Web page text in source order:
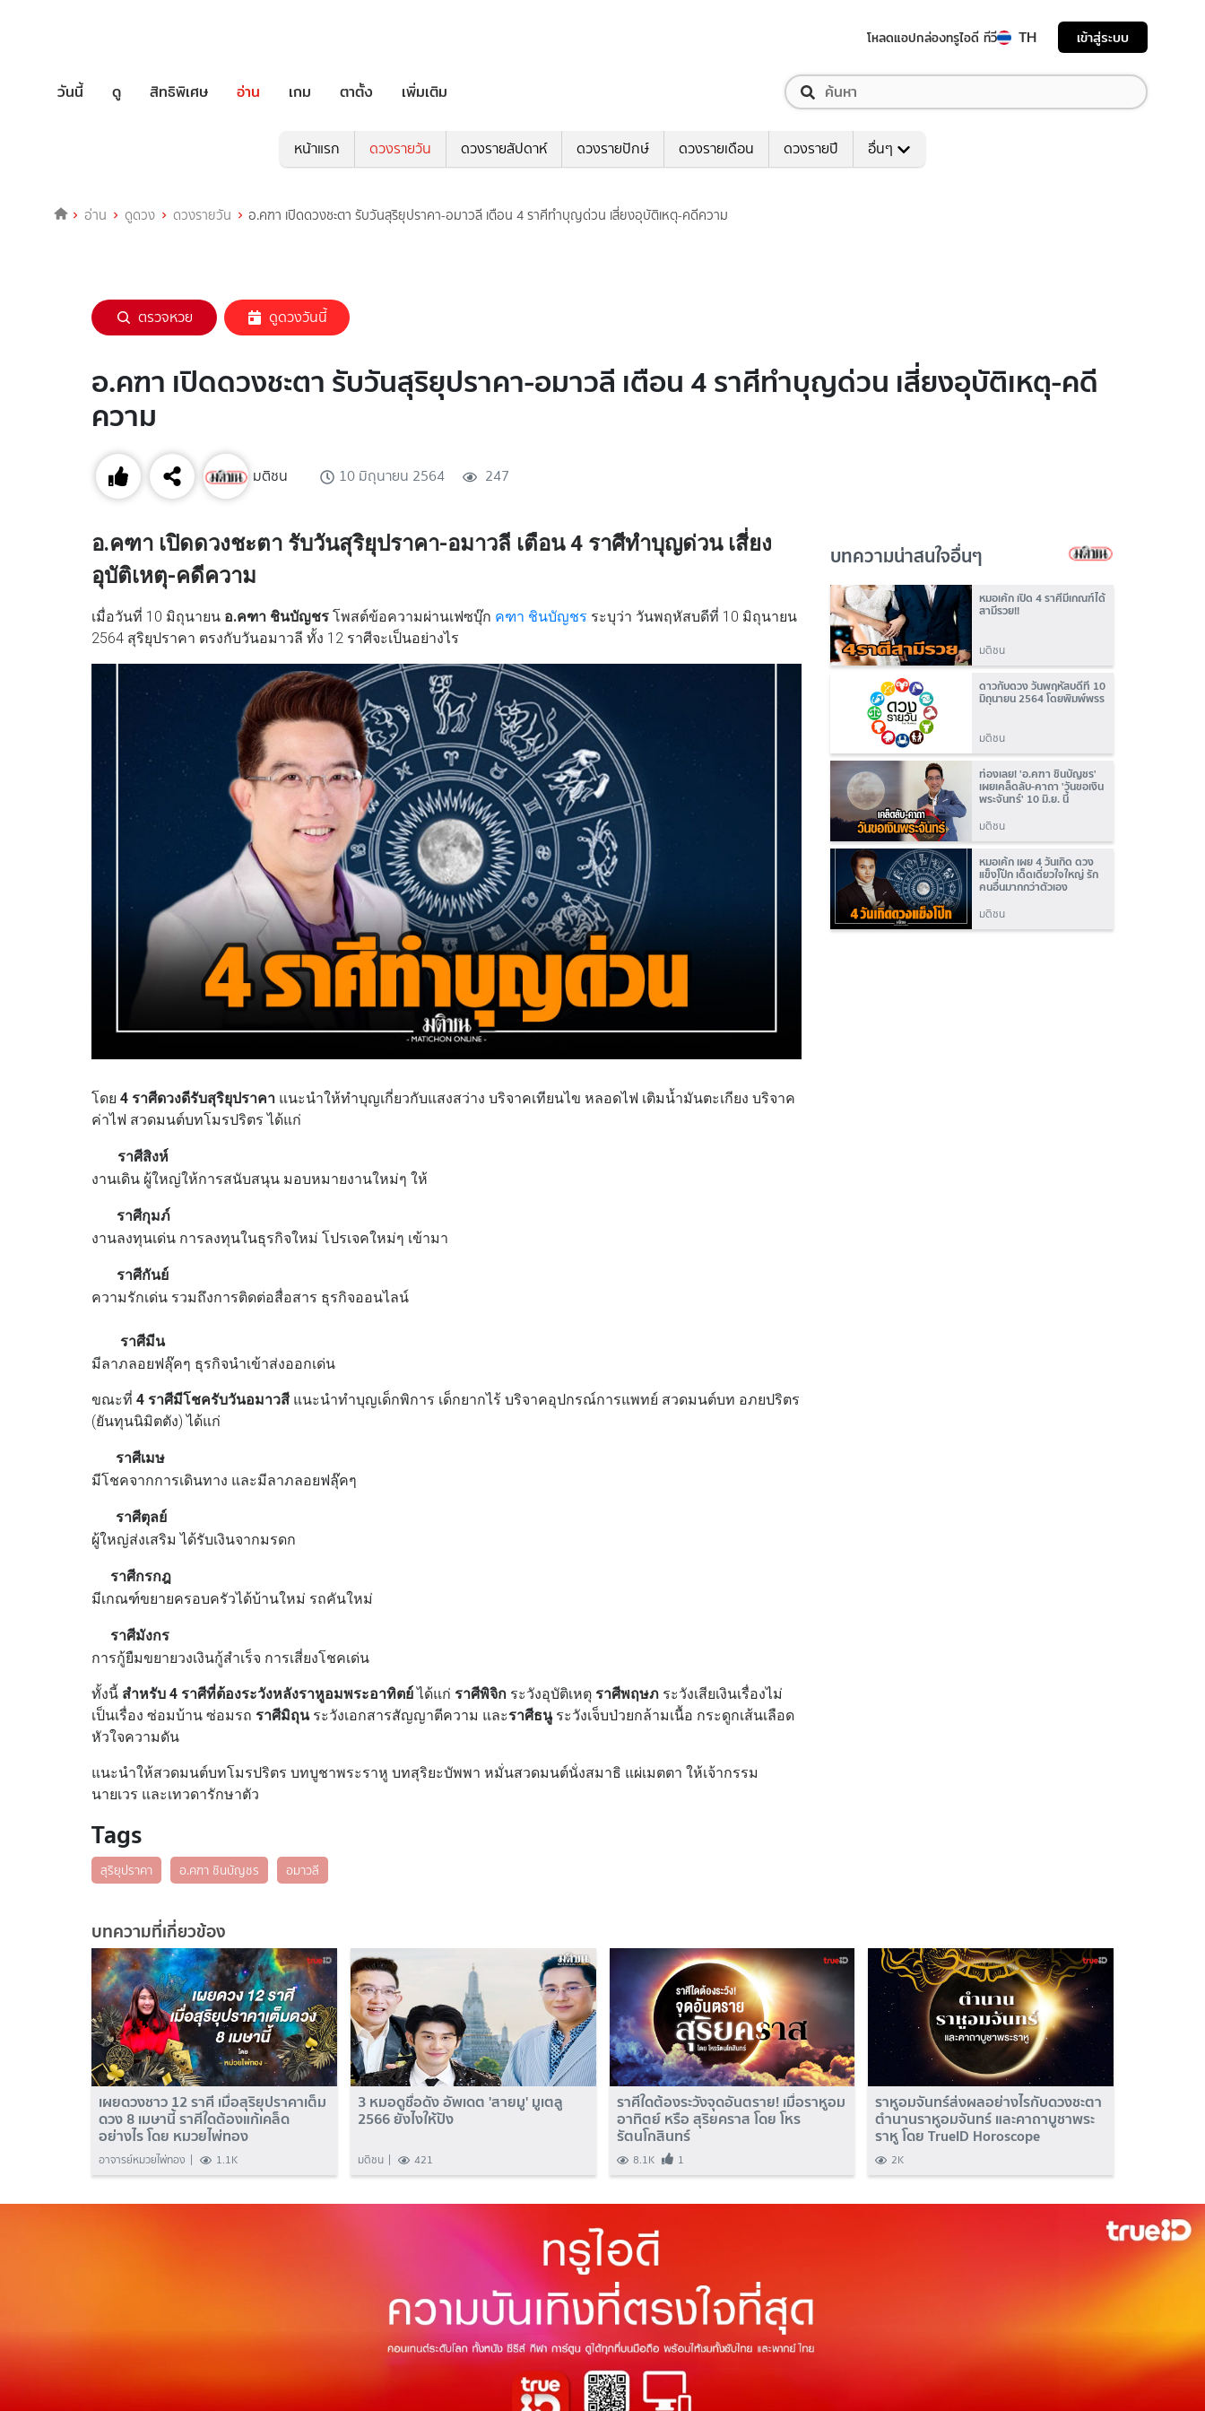
โหลดแอปกล่องทรูไอดี ทีวี TH เข้าสู่ระบบ
วันนี้ ดู สิทธิพิเศษ อ่าน เกม ตาตั้ง เพิ่มเติม
หน้าแรก ดวงรายวัน ดวงรายสัปดาห์ ดวงรายปักษ์ ดวงรายเดือน ดวงรายปี อื่นๆ
อ่าน ดูดวง ดวงรายวัน อ.คฑา เปิดดวงชะตา รับวันสุริยุปราคา-อมาวลี เตือน 4 ราศีทำบุญด่วน เสี่ยงอุบัติเหตุ-คดีความ
ตรวจหวย ดูดวงวันนี้
อ.คฑา เปิดดวงชะตา รับวันสุริยุปราคา-อมาวลี เตือน 4 ราศีทำบุญด่วน เสี่ยงอุบัติเหตุ-คดี
ความ
มติชน 10 มิถุนายน 2564 247
อ.คฑา เปิดดวงชะตา รับวันสุริยุปราคา-อมาวลี เตือน 4 ราศีทำบุญด่วน เสี่ยง
อุบัติเหตุ-คดีความ
เมื่อวันที่ 10 มิถุนายน อ.คฑา ชินบัญชร โพสต์ข้อความผ่านเฟซบุ๊ก คฑา ชินบัญชร ระบุว่า วันพฤหัสบดีที่ 10 มิถุนายน
2564 สุริยุปราคา ตรงกับวันอมาวลี ทั้ง 12 ราศีจะเป็นอย่างไร
โดย 4 ราศีดวงดีรับสุริยุปราคา แนะนำให้ทำบุญเกี่ยวกับแสงสว่าง บริจาคเทียนไข หลอดไฟ เติมน้ำมันตะเกียง บริจาค
ค่าไฟ สวดมนต์บทโมรปริตร ได้แก่
ราศีสิงห์
งานเดิน ผู้ใหญ่ให้การสนับสนุน มอบหมายงานใหม่ๆ ให้
ราศีกุมภ์
งานลงทุนเด่น การลงทุนในธุรกิจใหม่ โปรเจคใหม่ๆ เข้ามา
ราศีกันย์
ความรักเด่น รวมถึงการติดต่อสื่อสาร ธุรกิจออนไลน์
ราศีมีน
มีลาภลอยฟลุ๊คๆ ธุรกิจนำเข้าส่งออกเด่น
ขณะที่ 4 ราศีมีโชครับวันอมาวสี แนะนำทำบุญเด็กพิการ เด็กยากไร้ บริจาคอุปกรณ์การแพทย์ สวดมนต์บท อภยปริตร
(ยันทุนนิมิตตัง) ได้แก่
ราศีเมษ
มีโชคจากการเดินทาง และมีลาภลอยฟลุ๊คๆ
ราศีตุลย์
ผู้ใหญ่ส่งเสริม ได้รับเงินจากมรดก
ราศีกรกฎ
มีเกณฑ์ขยายครอบครัวได้บ้านใหม่ รถคันใหม่
ราศีมังกร
การกู้ยืมขยายวงเงินกู้สำเร็จ การเสี่ยงโชคเด่น
ทั้งนี้ สำหรับ 4 ราศีที่ต้องระวังหลังราหูอมพระอาทิตย์ได้แก่ ราศีพิจิก ระวังอุบัติเหตุ ราศีพฤษภ ระวังเสียเงินเรื่องไม่
เป็นเรื่อง ซ่อมบ้าน ซ่อมรถ ราศีมิถุนระวังเอกสารสัญญาตีความ และราศีธนูระวังเจ็บป่วยกล้ามเนื้อ กระดูกเส้นเลือด
หัวใจความดัน
แนะนำให้สวดมนต์บทโมรปริตร บทบูชาพระราหู บทสุริยะบัพพา หมั่นสวดมนต์นั่งสมาธิ แผ่เมตตา ให้เจ้ากรรม
นายเวร และเทวดารักษาตัว
Tags
สุริยุปราคา อ.คฑา ชินบัญชร อมาวลี
บทความน่าสนใจอื่นๆ
หมอเค้ก เปิด 4 ราศีมีเกณฑ์ได้
สามีรวย!!
มติชน
ดาวกับดวง วันพฤหัสบดีที่ 10
มิถุนายน 2564 โดยพิมพ์พรร
มติชน
ท่องเลย! 'อ.คฑา ชินบัญชร'
เผยเคล็ดลับ-คาถา 'วันขอเงิน
พระจันทร์' 10 มิ.ย. นี้
มติชน
หมอเค้ก เผย 4 วันเกิด ดวง
แข็งโป๊ก เด็ดเดี่ยวใจใหญ่ รัก
คนอื่นมากกว่าตัวเอง
มติชน
บทความที่เกี่ยวข้อง
เผยดวงชาว 12 ราศี เมื่อสุริยุปราคาเต็ม
ดวง 8 เมษานี้ ราศีใดต้องแก้เคล็ด
อย่างไร โดย หมวยไพ่ทอง
อาจารย์หมวยไพ่ทอง 1.1K
3 หมอดูชื่อดัง อัพเดต 'สายมู' มูเตลู
2566 ยังไงให้ปัง
มติชน 421
ราศีใดต้องระวังจุดอันตราย! เมื่อราหูอม
อาทิตย์ หรือ สุริยคราส โดย โหร
รัตนโกสินทร์
8.1K 1
ราหูอมจันทร์ส่งผลอย่างไรกับดวงชะตา
ตำนานราหูอมจันทร์ และคาถาบูชาพระ
ราหู โดย TrueID Horoscope
2K